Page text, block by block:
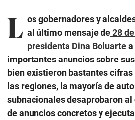
L os gobernadores y
al último mensaje de28
presidenta Dina Boluartea
importantes anuncios sobre
bien existieron bastantes cifras
las regiones, la mayoría de
subnacionales desaprobaron
de anuncios concretos y